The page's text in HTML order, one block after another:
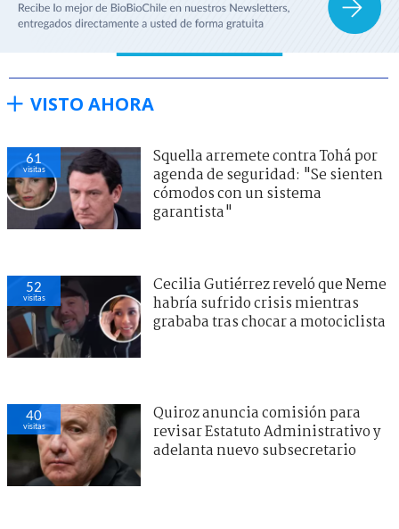
VISTO AHORA
61
visitas
Squella arremete contra Tohá por
agenda de seguridad: "Se sienten
cómodos con un sistema
garantista"
52
visitas
Cecilia Gutiérrez reveló que Neme
habría sufrido crisis mientras
grababa tras chocar a motociclista
40
visitas
Quiroz anuncia comisión para
revisar Estatuto Administrativo y
adelanta nuevo subsecretario